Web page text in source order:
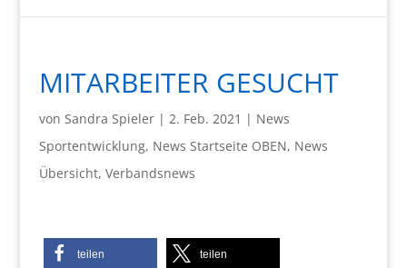
MITARBEITER GESUCHT
von Sandra Spieler| 2. Feb. 2021 | News
Sportentwicklung, News Startseite OBEN, News
Übersicht, Verbandsnews
teilen teilen